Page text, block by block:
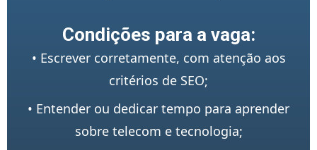
Condições para a vaga:
• Escrever corretamente, com atenção aos
critérios de SEO;
• Entender ou dedicar tempo para aprender
sobre telecom e tecnologia;